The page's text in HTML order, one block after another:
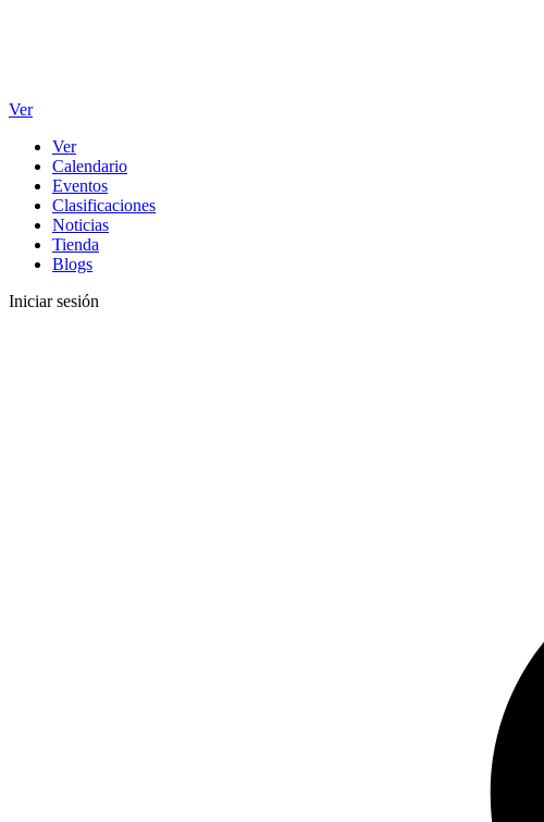
Ver
Ver
Calendario
Eventos
Clasificaciones
Noticias
Tienda
Blogs
Iniciar sesión